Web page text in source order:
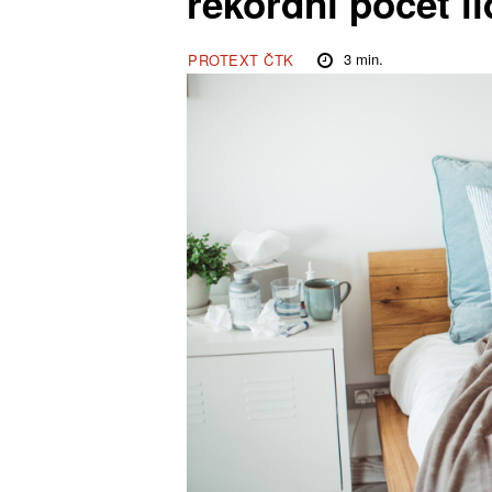
PROTEXT ČTK 3min.